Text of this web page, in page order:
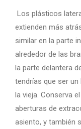
Los plásticos
extienden más
similar en la parte
alrededor de las
la parte delantera
tendrías que ser
la vieja. Conserva
aberturas de
asiento, y también